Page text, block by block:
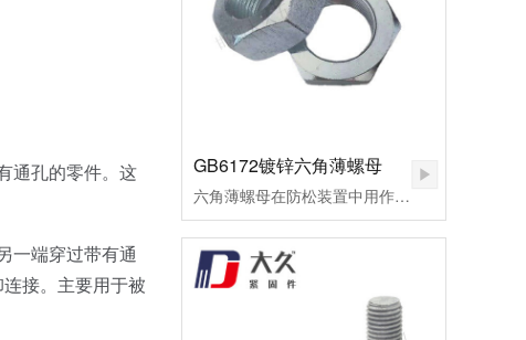
通孔的零件。这
一端穿过带有通
接。主要用于被
GB6172镀锌六角薄螺母
六角薄螺母在防松装置中用作副螺母，起锁紧作用，或用于螺纹连接副主要承受剪切力的地方。